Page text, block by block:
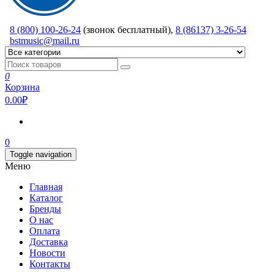
8 (800) 100-26-24 (звонок бесплатный), 8 (86137) 3-26-54
bstmusic@mail.ru
0
Корзина
0.00₽
0
Toggle navigation
Меню
Главная
Каталог
Бренды
О нас
Оплата
Доставка
Новости
Контакты